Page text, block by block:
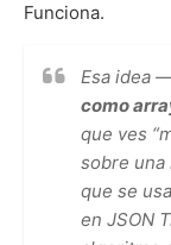
Funciona.
Esa idea
como
que ves
sobre una
que se
en JSON